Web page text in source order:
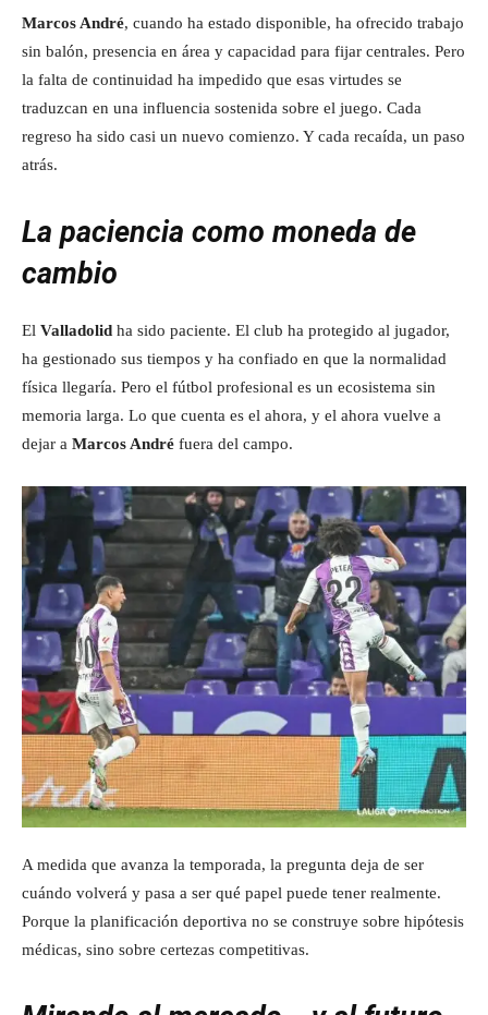
Marcos André, cuando ha estado disponible, ha ofrecido trabajo
sin balón, presencia en área y capacidad para fijar centrales. Pero
la falta de continuidad ha impedido que esas virtudes se
traduzcan en una influencia sostenida sobre el juego. Cada
regreso ha sido casi un nuevo comienzo. Y cada recaída, un paso
atrás.
La paciencia como moneda de
cambio
El Valladolid ha sido paciente. El club ha protegido al jugador,
ha gestionado sus tiempos y ha confiado en que la normalidad
física llegaría. Pero el fútbol profesional es un ecosistema sin
memoria larga. Lo que cuenta es el ahora, y el ahora vuelve a
dejar a Marcos André fuera del campo.
A medida que avanza la temporada, la pregunta deja de ser
cuándo volverá y pasa a ser qué papel puede tener realmente.
Porque la planificación deportiva no se construye sobre hipótesis
médicas, sino sobre certezas competitivas.